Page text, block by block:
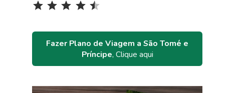
⭐⭐⭐ ⭐⭐
Fazer Plano de Viagem a São Tomé e
Príncipe, Clique aqui